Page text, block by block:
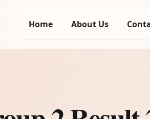
Home About Us